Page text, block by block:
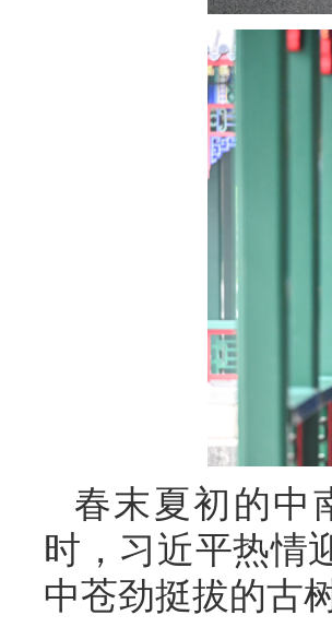
春末夏初的中
时，习近平热情
中苍劲挺拔的古